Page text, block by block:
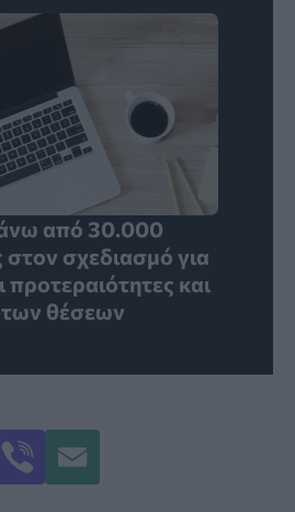
από 30.000
σχεδιασμό για
προτεραιότητες και
θέσεων